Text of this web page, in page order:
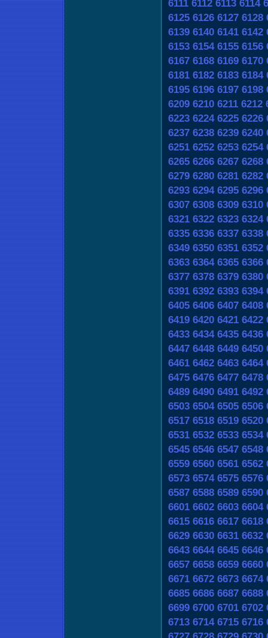
6111 6112 6113 6114
6125 6126 6127 6128
6139 6140 6141 6142
6153 6154 6155 6156
6167 6168 6169 6170
6181 6182 6183 6184
6195 6196 6197 6198
6209 6210 6211 6212
6223 6224 6225 6226
6237 6238 6239 6240
6251 6252 6253 6254
6265 6266 6267 6268
6279 6280 6281 6282
6293 6294 6295 6296
6307 6308 6309 6310
6321 6322 6323 6324
6335 6336 6337 6338
6349 6350 6351 6352
6363 6364 6365 6366
6377 6378 6379 6380
6391 6392 6393 6394
6405 6406 6407 6408
6419 6420 6421 6422
6433 6434 6435 6436
6447 6448 6449 6450
6461 6462 6463 6464
6475 6476 6477 6478
6489 6490 6491 6492
6503 6504 6505 6506
6517 6518 6519 6520
6531 6532 6533 6534
6545 6546 6547 6548
6559 6560 6561 6562
6573 6574 6575 6576
6587 6588 6589 6590
6601 6602 6603 6604
6615 6616 6617 6618
6629 6630 6631 6632
6643 6644 6645 6646
6657 6658 6659 6660
6671 6672 6673 6674
6685 6686 6687 6688
6699 6700 6701 6702
6713 6714 6715 6716